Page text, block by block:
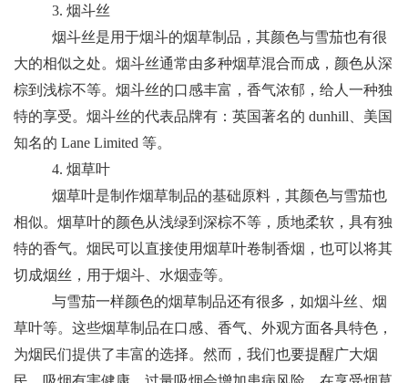
3. 烟斗丝
烟斗丝是用于烟斗的烟草制品，其颜色与雪茄也有很
大的相似之处。烟斗丝通常由多种烟草混合而成，颜色从深
棕到浅棕不等。烟斗丝的口感丰富，香气浓郁，给人一种独
特的享受。烟斗丝的代表品牌有：英国著名的 dunhill、美国
知名的 Lane Limited 等。
4. 烟草叶
烟草叶是制作烟草制品的基础原料，其颜色与雪茄也
相似。烟草叶的颜色从浅绿到深棕不等，质地柔软，具有独
特的香气。烟民可以直接使用烟草叶卷制香烟，也可以将其
切成烟丝，用于烟斗、水烟壶等。
与雪茄一样颜色的烟草制品还有很多，如烟斗丝、烟
草叶等。这些烟草制品在口感、香气、外观方面各具特色，
为烟民们提供了丰富的选择。然而，我们也要提醒广大烟